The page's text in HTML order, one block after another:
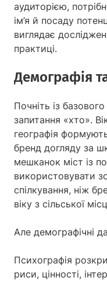
аудиторією,
ім’я й посаду
виглядає
практиці.
Демографія
Почніть із
запитання «хто».
географія
бренд догляду за
мешканок міст із
використовувати
спілкування, ніж
віку з сільської
Але демографічні
Психографія
риси, цінності,